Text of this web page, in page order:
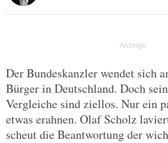
Der Bundeskanzler wendet sich
Bürger in Deutschland. Doch
Vergleiche sind ziellos. Nur ein
etwas erahnen. Olaf Scholz
scheut die Beantwortung der